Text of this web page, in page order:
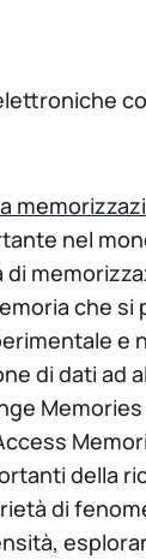
nel
che
e
di dati ad
della
di